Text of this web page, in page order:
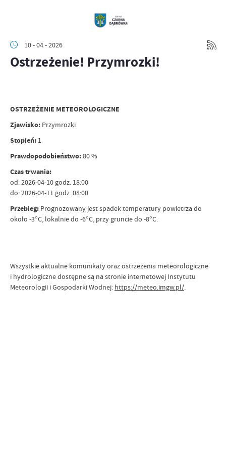
10 - 04 - 2026
Ostrzeżenie! Przymrozki!
OSTRZEŻENIE METEOROLOGICZNE
Zjawisko: Przymrozki
Stopień: 1
Prawdopodobieństwo:80 %
Czas trwania:
od: 2026-04-10 godz. 18:00
do: 2026-04-11 godz. 08:00
Przebieg: Prognozowany jest spadek temperatury powietrza do
około -3°C, lokalnie do -6°C, przy gruncie do -8°C.
Wszystkie aktualne komunikaty oraz ostrzeżenia meteorologiczne
i hydrologiczne dostępne są na stronie internetowej Instytutu
Meteorologii i Gospodarki Wodnej: https://meteo.imgw.pl/.